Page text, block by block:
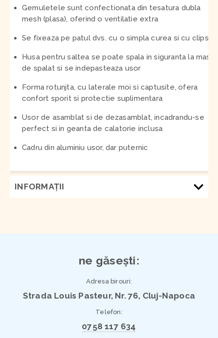
Gemuletele sunt confectionata din tesatura dubla
mesh (plasa), oferind o ventilatie extra
Se fixeaza pe patul dvs. cu o simpla curea si cu clipsuri
Husa pentru saltea se poate spala in siguranta la
de spalat si se indepasteaza usor
Forma rotunjta, cu laterale moi si captusite, ofera
confort sporit si protectie suplimentara
Usor de asamblat si de dezasamblat, incadrandu-se
perfect si in geanta de calatorie inclusa
Cadru din aluminiu usor, dar puternic
INFORMAŢII
ne găsești:
Adresa birouri:
Strada Louis Pasteur, Nr. 76, Cluj-Napoca
Telefon:
0758 117 634